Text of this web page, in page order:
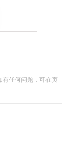
任何问题，可在页